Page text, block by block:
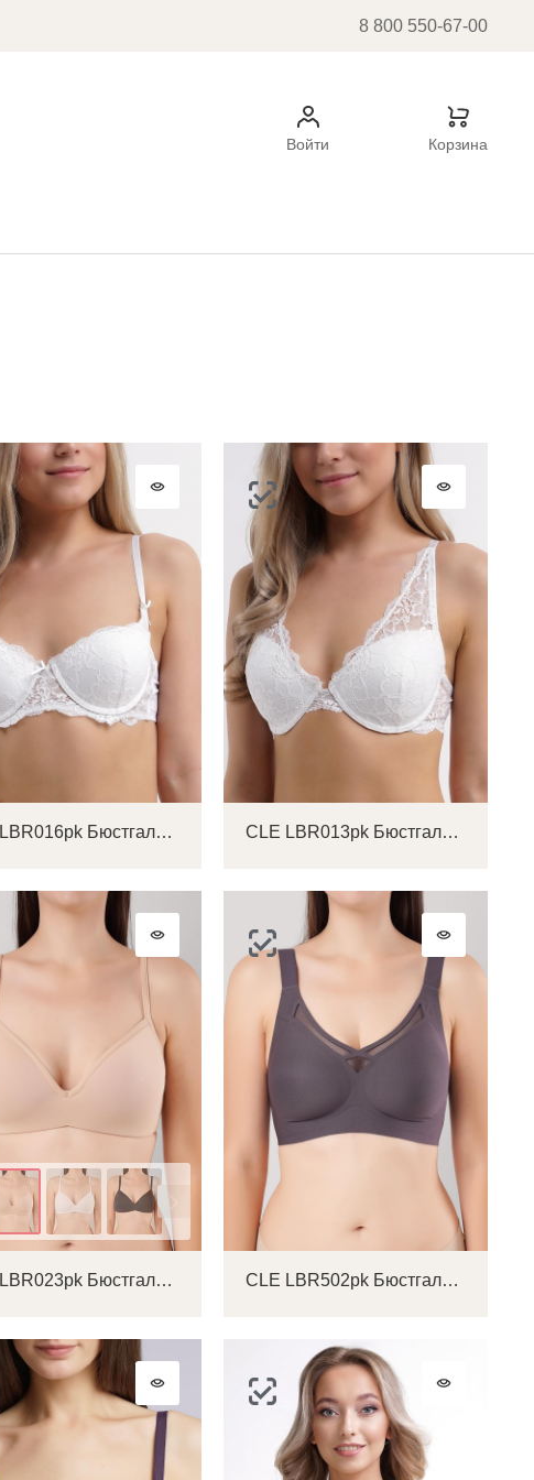
8 800 550-67-00
Войти Корзина
CLE LBR016pk Бюстгальтер женский CLE LBR013pk Бюстгальтер женский
CLE LBR023pk Бюстгальтер женский CLE LBR502pk Бюстгальтер женский